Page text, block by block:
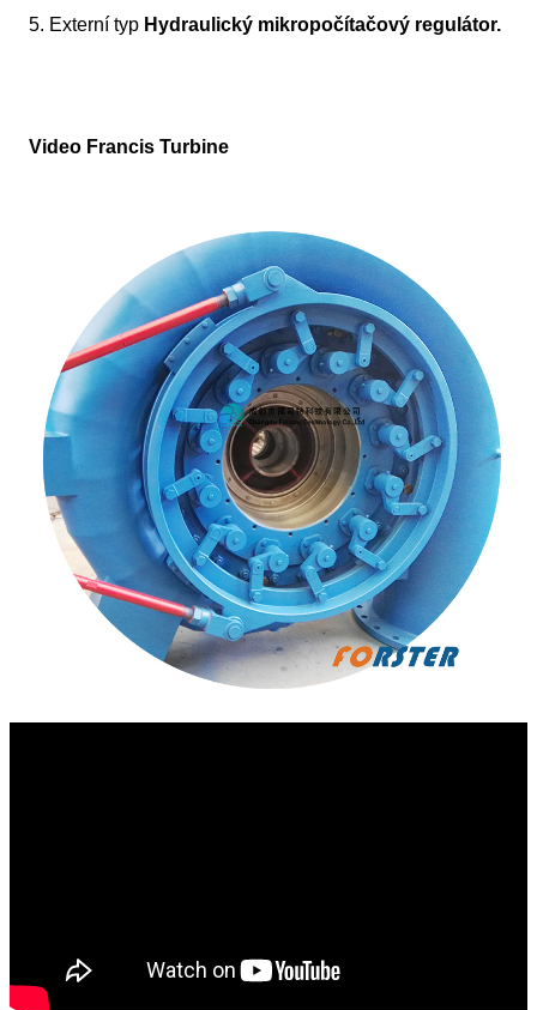
5. Externí typ Hydraulický mikropočítačový regulátor.
Video Francis Turbine